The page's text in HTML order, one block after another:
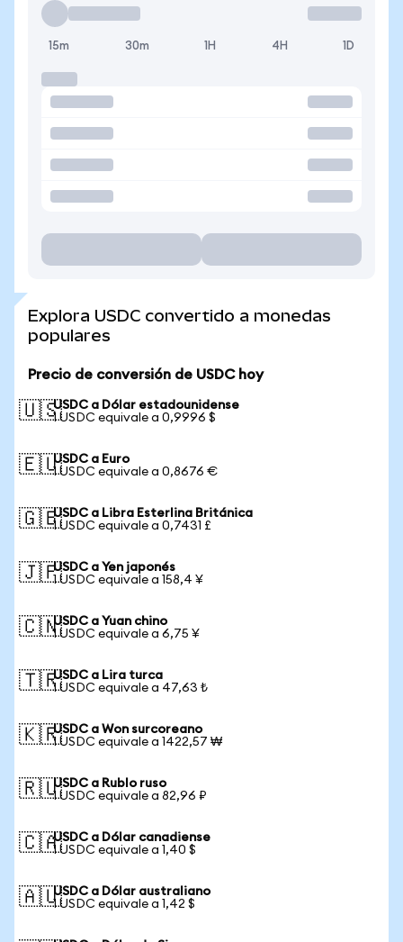
15m 30m 1H 4H 1D
Explora USDC convertido a monedas
populares
Precio de conversión de USDC hoy
🇺🇸USDC a Dólar estadounidense
1 USDC equivale a 0,9996 $
🇪🇺USDC a Euro
1 USDC equivale a 0,8676 €
🇬🇧USDC a Libra Esterlina Británica
1 USDC equivale a 0,7431 £
🇯🇵USDC a Yen japonés
1 USDC equivale a 158,4 ¥
🇨🇳USDC a Yuan chino
1 USDC equivale a 6,75 ¥
🇹🇷USDC a Lira turca
1 USDC equivale a 47,63 ₺
🇰🇷USDC a Won surcoreano
1 USDC equivale a 1422,57 ₩
🇷🇺USDC a Rublo ruso
1 USDC equivale a 82,96 ₽
🇨🇦USDC a Dólar canadiense
1 USDC equivale a 1,40 $
🇦🇺USDC a Dólar australiano
1 USDC equivale a 1,42 $